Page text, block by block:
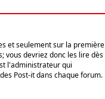
et seulement sur la première
vous devriez donc les lire dès
l'administrateur qui
Post-it dans chaque forum.